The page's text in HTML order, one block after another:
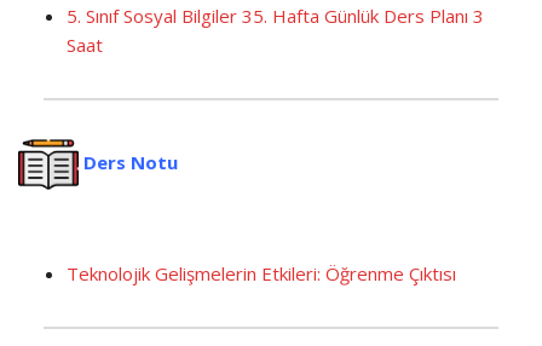
5. Sınıf Sosyal Bilgiler 35. Hafta Günlük Ders Planı 3
Saat
Ders Notu
Teknolojik Gelişmelerin Etkileri: Öğrenme Çıktısı